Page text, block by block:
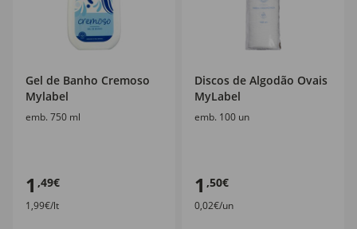
Gel de Banho Cremoso
Mylabel
emb. 750 ml
1 ,49€
1,99€/lt
Discos de Algodão Ovais
MyLabel
emb. 100 un
1 ,50€
0,02€/un